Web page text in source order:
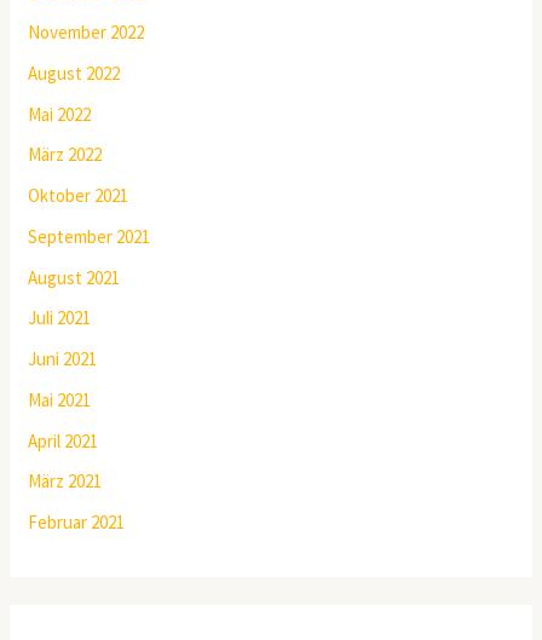
November 2022
August 2022
Mai 2022
März 2022
Oktober 2021
September 2021
August 2021
Juli 2021
Juni 2021
Mai 2021
April 2021
März 2021
Februar 2021